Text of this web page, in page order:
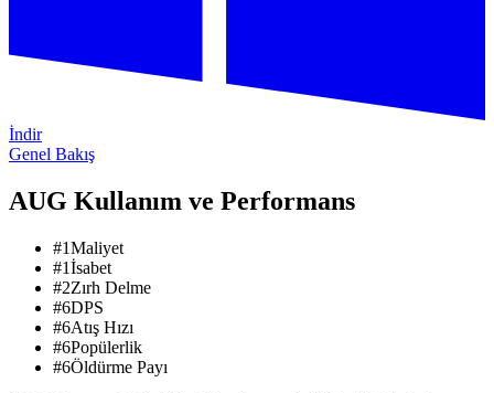
İndir
Genel Bakış
AUG Kullanım ve Performans
#1Maliyet
#1İsabet
#2Zırh Delme
#6DPS
#6Atış Hızı
#6Popülerlik
#6Öldürme Payı